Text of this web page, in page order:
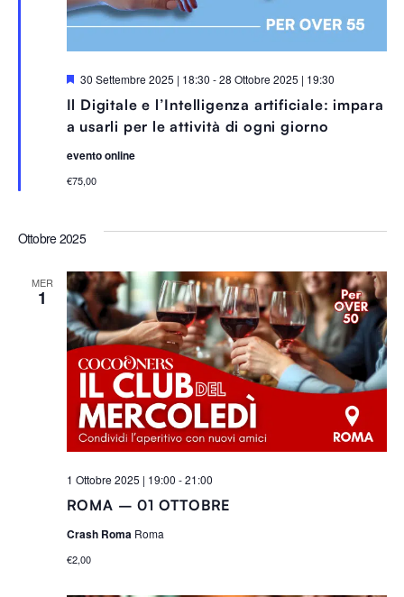
Il Digitale e l’Intelligenza artificiale: impara
a usarli per le attività di ogni giorno
S
g
n
a
l
a
t
30 Settembre 2025 | 18:30 -28 Ottobre 2025 | 19:30
evento online
€75,00
Ottobre 2025
MER
1
ROMA – 01 OTTOBRE
1 Ottobre 2025 | 19:00 -21:00
Crash Roma Roma
€2,00